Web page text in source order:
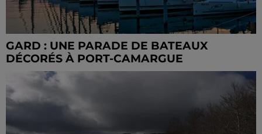
GARD : UNE PARADE DE BATEAUX
DÉCORÉS À PORT-CAMARGUE